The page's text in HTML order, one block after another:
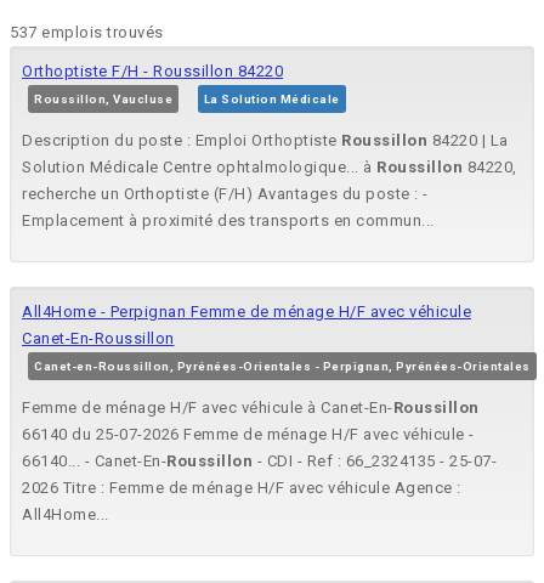
537 emplois trouvés
Orthoptiste F/H - Roussillon 84220
Roussillon, Vaucluse La Solution Médicale
Description du poste : Emploi Orthoptiste Roussillon 84220 | La
Solution Médicale Centre ophtalmologique... à Roussillon 84220,
recherche un Orthoptiste (F/H) Avantages du poste : -
Emplacement à proximité des transports en commun...
All4Home - Perpignan Femme de ménage H/F avec véhicule
Canet-En-Roussillon
Canet-en-Roussillon, Pyrénées-Orientales - Perpignan, Pyrénées-Orientales
Femme de ménage H/F avec véhicule à Canet-En-Roussillon
66140 du 25-07-2026 Femme de ménage H/F avec véhicule -
66140... - Canet-En-Roussillon - CDI - Ref : 66_2324135 - 25-07-
2026 Titre : Femme de ménage H/F avec véhicule Agence :
All4Home...